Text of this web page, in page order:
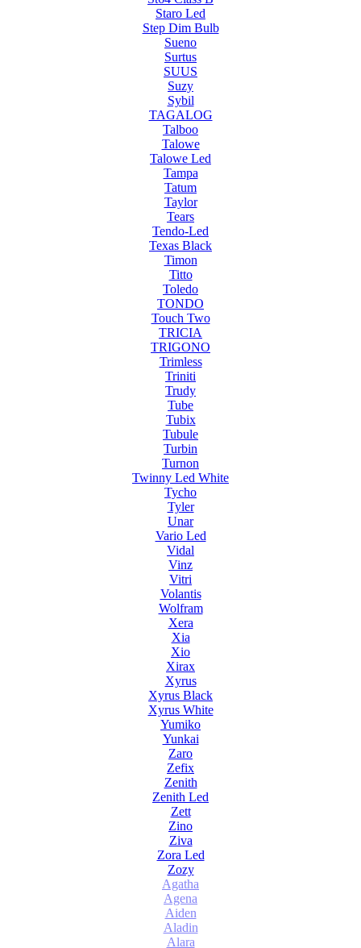
Staro Led
Step Dim Bulb
Sueno
Surtus
SUUS
Suzy
Sybil
TAGALOG
Talboo
Talowe
Talowe Led
Tampa
Tatum
Taylor
Tears
Tendo-Led
Texas Black
Timon
Titto
Toledo
TONDO
Touch Two
TRICIA
TRIGONO
Trimless
Triniti
Trudy
Tube
Tubix
Tubule
Turbin
Turnon
Twinny Led White
Tycho
Tyler
Unar
Vario Led
Vidal
Vinz
Vitri
Volantis
Wolfram
Xera
Xia
Xio
Xirax
Xyrus
Xyrus Black
Xyrus White
Yumiko
Yunkai
Zaro
Zefix
Zenith
Zenith Led
Zett
Zino
Ziva
Zora Led
Zozy
Agatha
Agena
Aiden
Aladin
Alara